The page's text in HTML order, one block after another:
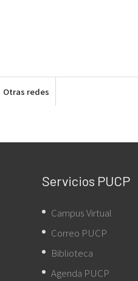
Otras redes
Servicios PUCP
Campus Virtual
Correo PUCP
Biblioteca
Agenda PUCP